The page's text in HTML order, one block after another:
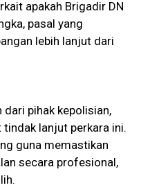
apakah Brigadir DN
pasal yang
lebih lanjut dari
dari pihak kepolisian,
tindak lanjut perkara ini.
guna memastikan
secara profesional,